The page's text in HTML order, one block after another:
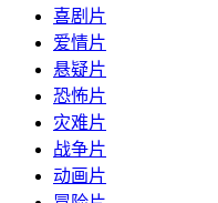
喜剧片
爱情片
悬疑片
恐怖片
灾难片
战争片
动画片